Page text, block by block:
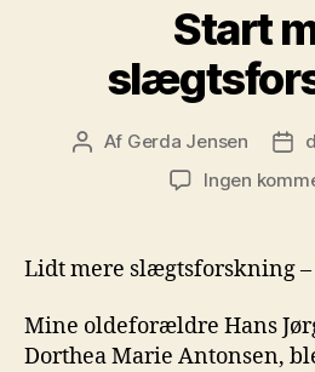
Start
Indlægsforfatter
Af Gerda Jensen
Ingen
Lidt mere slægtsforskning –
Mine oldeforældre Hans
Dorthea Marie Antonsen,